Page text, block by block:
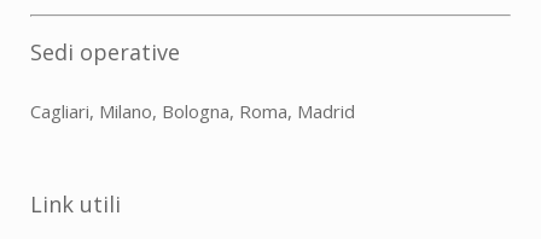
Sedi operative
Cagliari, Milano, Bologna, Roma, Madrid
Link utili